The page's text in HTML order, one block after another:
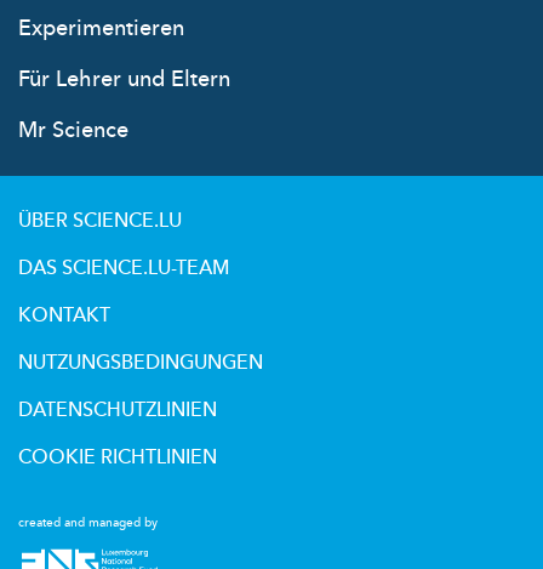
Experimentieren
Für Lehrer und Eltern
Mr Science
created and managed by
ÜBER SCIENCE.LU
DAS SCIENCE.LU-TEAM
KONTAKT
NUTZUNGSBEDINGUNGEN
DATENSCHUTZLINIEN
COOKIE RICHTLINIEN